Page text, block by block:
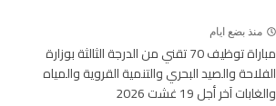
منذ بضع ايام
مباراة توظيف 70 تقني من الدرجة الثالثة بوزارة
الفلاحة والصيد البحري والتنمية القروية والمياه
والغابات آخر أجل 19 غشت 2026